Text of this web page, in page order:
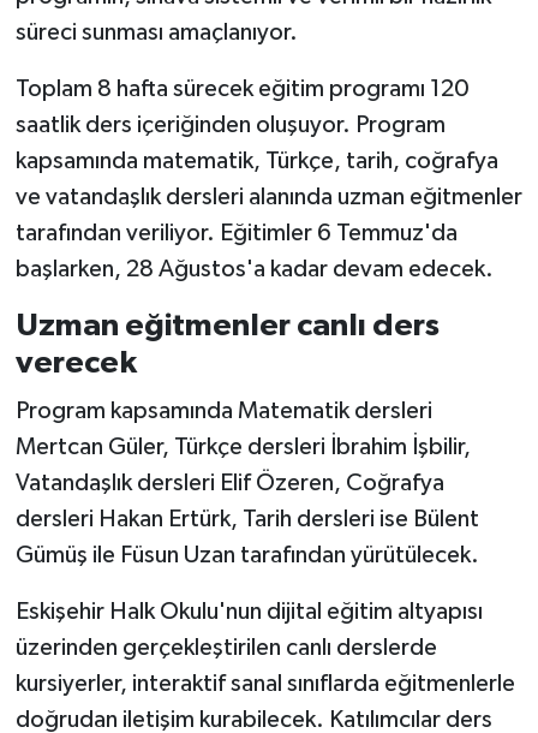
süreci sunması amaçlanıyor.
Toplam 8 hafta sürecek eğitim programı 120
saatlik ders içeriğinden oluşuyor. Program
kapsamında matematik, Türkçe, tarih, coğrafya
ve vatandaşlık dersleri alanında uzman eğitmenler
tarafından veriliyor. Eğitimler 6 Temmuz'da
başlarken, 28 Ağustos'a kadar devam edecek.
Uzman eğitmenler canlı ders
verecek
Program kapsamında Matematik dersleri
Mertcan Güler, Türkçe dersleri İbrahim İşbilir,
Vatandaşlık dersleri Elif Özeren, Coğrafya
dersleri Hakan Ertürk, Tarih dersleri ise Bülent
Gümüş ile Füsun Uzan tarafından yürütülecek.
Eskişehir Halk Okulu'nun dijital eğitim altyapısı
üzerinden gerçekleştirilen canlı derslerde
kursiyerler, interaktif sanal sınıflarda eğitmenlerle
doğrudan iletişim kurabilecek. Katılımcılar ders